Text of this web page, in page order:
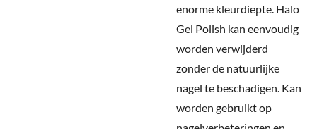
enorme kleurdiepte. Halo
Gel Polish kan eenvoudig
worden verwijderd
zonder de natuurlijke
nagel te beschadigen. Kan
worden gebruikt op